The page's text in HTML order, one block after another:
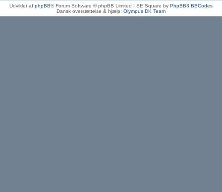
Udviklet af phpBB® Forum Software © phpBB Limited | SE Square by PhpBB3 BBCodes
Dansk oversættelse & hjælp: Olympus DK Team